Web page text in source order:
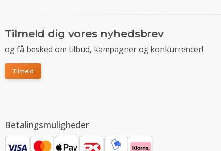
Tilmeld dig vores nyhedsbrev
og få besked om tilbud, kampagner og konkurrencer!
Tilmeld
Betalingsmuligheder